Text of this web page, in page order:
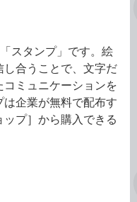
スタンプ」です。絵
合うことで、文字だ
ミュニケーションを
企業が無料で配布す
プ］から購入できる